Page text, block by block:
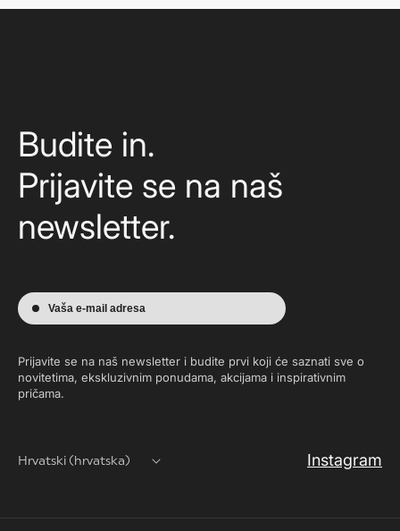
Budite in.
Prijavite se na naš
newsletter.
Vaša e-mail adresa
Prijavite se na naš newsletter i budite prvi koji će saznati sve o
novitetima, ekskluzivnim ponudama, akcijama i inspirativnim
pričama.
Hrvatski (hrvatska) Instagram